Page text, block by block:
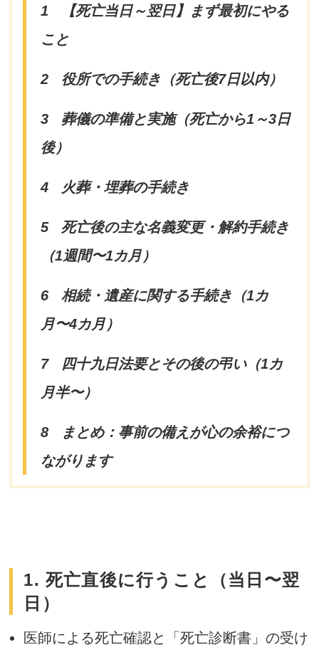
1
【死亡当日～翌日】まず最初にやる
こと
2 役所での手続き（死亡後7日以内）
3
葬儀の準備と実施（死亡から1～3日
後）
4 火葬・埋葬の手続き
5
死亡後の主な名義変更・解約手続き
（1週間〜1カ月）
6
相続・遺産に関する手続き（1カ
月〜4カ月）
7
四十九日法要とその後の弔い（1カ
月半〜）
8
まとめ：事前の備えが心の余裕につ
ながります
1. 死亡直後に行うこと（当日〜翌
日）
医師による死亡確認と「死亡診断書」の受け